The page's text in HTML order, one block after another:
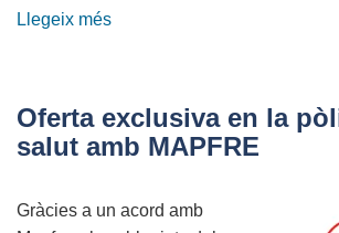
Llegeix més
passi
gratuït
a
Oferta exclusiva en la
salut amb MAPFRE
Gràcies a un acord amb